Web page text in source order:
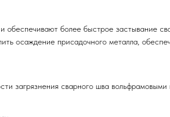
обеспечивают более быстрое застывание
осаждение присадочного металла,
загрязнения сварного шва вольфрамовыми